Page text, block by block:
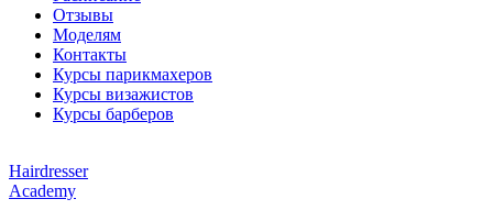
Отзывы
Моделям
Контакты
Курсы парикмахеров
Курсы визажистов
Курсы барберов
Hairdresser
Academy